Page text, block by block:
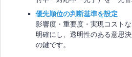
優先順位の判断基準を設定
影響度・重要度・実現コスト
明確にし、透明性のある意思
の鍵です。